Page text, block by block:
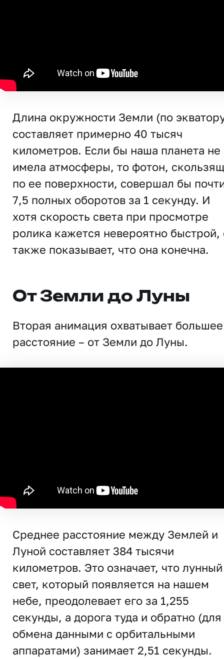
Длина окружности Земли (по
составляет примерно 40 тысяч
километров. Если бы наша планета не
имела атмосферы, то фотон,
по ее поверхности, совершал бы
7,5 полных оборотов за 1 секунду. И
хотя скорость света при просмотре
ролика кажется невероятно быстрой,
также показывает, что она конечна.
От Земли до Луны
Вторая анимация охватывает большее
расстояние – от Земли до Луны.
Среднее расстояние между Землей и
Луной составляет 384 тысячи
километров. Это означает, что лунный
свет, который появляется на нашем
небе, преодолевает его за 1,255
секунды, а дорога туда и обратно (для
обмена данными с орбитальными
аппаратами) занимает 2,51 секунды.